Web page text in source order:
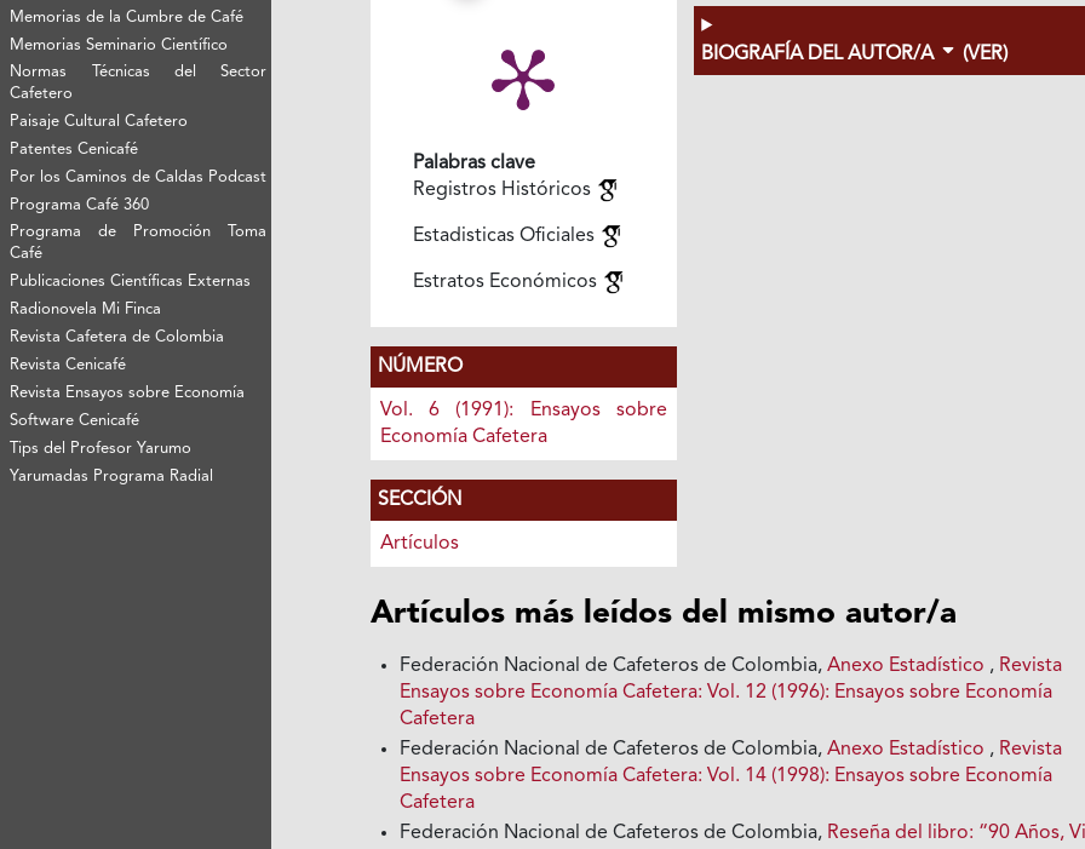
Memorias de la Cumbre de Café
Memorias Seminario Científico
Normas Técnicas del Sector
Cafetero
Paisaje Cultural Cafetero
Patentes Cenicafé
Por los Caminos de Caldas Podcast
Programa Café 360
Programa de Promoción Toma
Café
Publicaciones Científicas Externas
Radionovela Mi Finca
Revista Cafetera de Colombia
Revista Cenicafé
Revista Ensayos sobre Economía
Software Cenicafé
Tips del Profesor Yarumo
Yarumadas Programa Radial
Palabras clave
Registros Históricos
Estadisticas Oficiales
Estratos Económicos
NÚMERO
Vol. 6 (1991): Ensayos sobre
Economía Cafetera
SECCIÓN
Artículos
BIOGRAFÍA DEL AUTOR/A (VER)
Artículos más leídos del mismo autor/a
Federación Nacional de Cafeteros de Colombia,Anexo Estadístico , Revista
Ensayos sobre Economía Cafetera: Vol. 12 (1996): Ensayos sobre Economía
Cafetera
Federación Nacional de Cafeteros de Colombia,Anexo Estadístico , Revista
Ensayos sobre Economía Cafetera: Vol. 14 (1998): Ensayos sobre Economía
Cafetera
Federación Nacional de Cafeteros de Colombia, Reseña del libro: “90 Años,